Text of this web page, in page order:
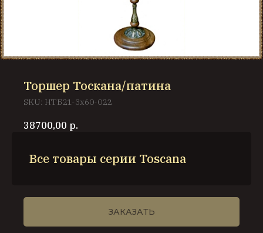
Торшер Тоскана/патина
SKU: НТБ21-3х60-022
38700,00 р.
Все товары серии Toscana
ЗАКАЗАТЬ